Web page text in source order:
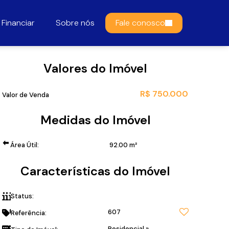
Fale conosco
Sobre nós
Financiar
Valores do Imóvel
R$ 750.000
Valor de Venda
Medidas do Imóvel
Área Útil: 92.00 m²
Características do Imóvel
Status:
Referência: 607